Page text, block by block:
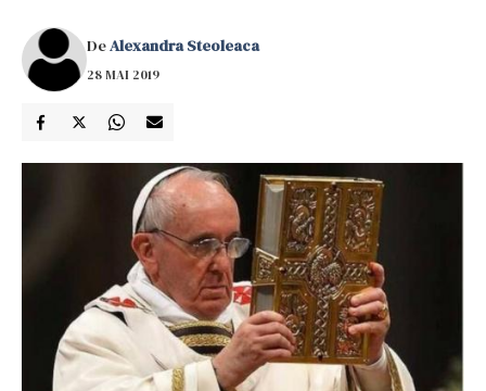
DeAlexandra Steoleaca
28 MAI 2019